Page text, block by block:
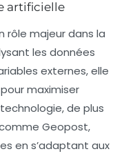
artificielle
rôle majeur dans la
les données
externes, elle
maximiser
de plus
Geopost,
en s’adaptant aux